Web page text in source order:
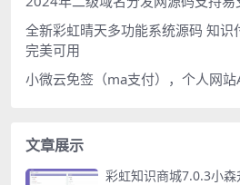
全新彩虹晴天多功能系统源码 知识
完美可用
小微云免签（ma支付），个人网
文章展示
彩虹知识商城7.0.3小